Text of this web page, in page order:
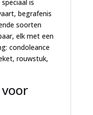
is
begrafenis
soorten
elk met een
condoleance
rouwstuk,